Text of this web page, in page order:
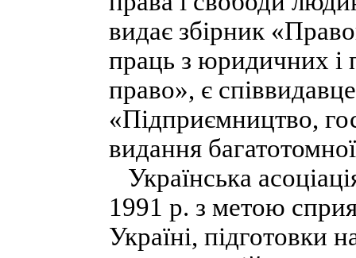
видає збірник
праць з юридичних і
право», є
«Підприємництво,
видання
Українська
1991 р. з метою
Україні, підготовки